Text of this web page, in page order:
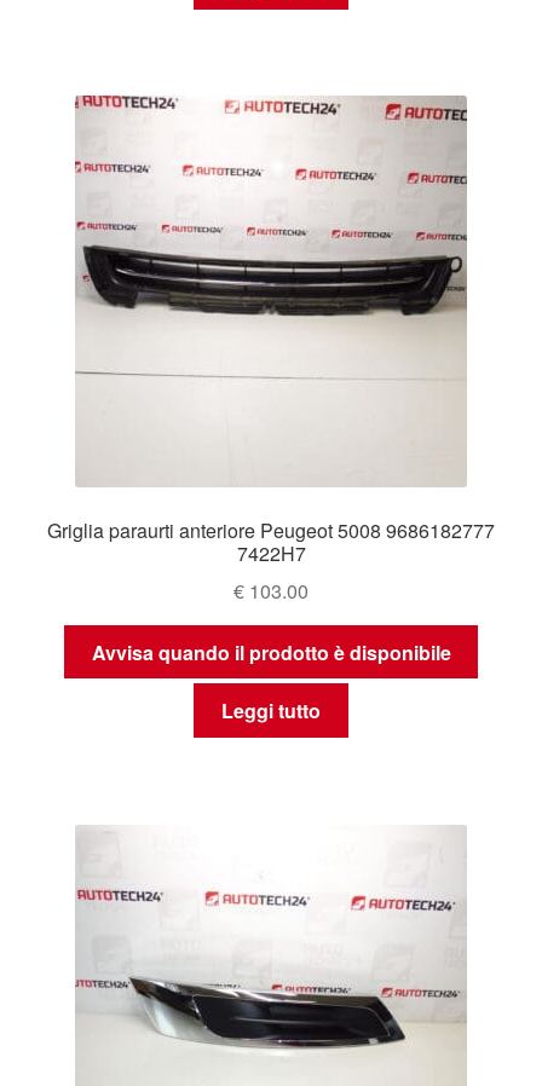
Griglia paraurti anteriore Peugeot 5008 9686182777
7422H7
€ 103.00
Avvisa quando il prodotto è disponibile
Leggi tutto